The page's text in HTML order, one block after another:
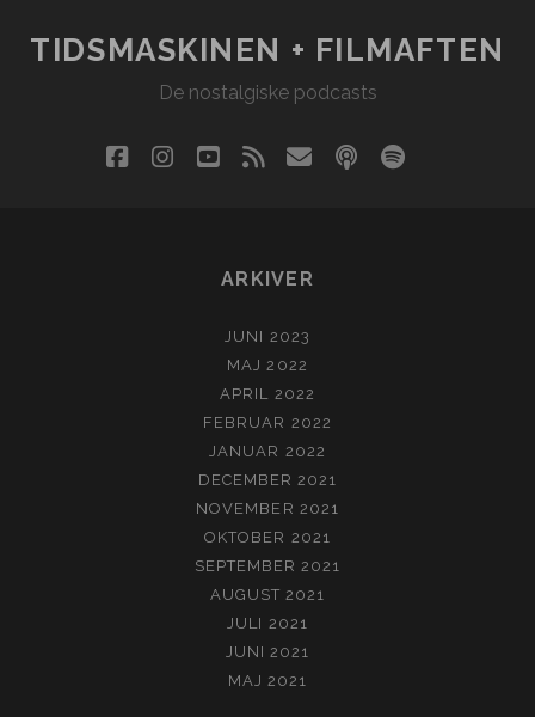
TIDSMASKINEN + FILMAFTEN
De nostalgiske podcasts
facebookinstagram
youtube
rss emailpodcastspotify
ARKIVER
JUNI 2023
MAJ 2022
APRIL 2022
FEBRUAR 2022
JANUAR 2022
DECEMBER 2021
NOVEMBER 2021
OKTOBER 2021
SEPTEMBER 2021
AUGUST 2021
JULI 2021
JUNI 2021
MAJ 2021